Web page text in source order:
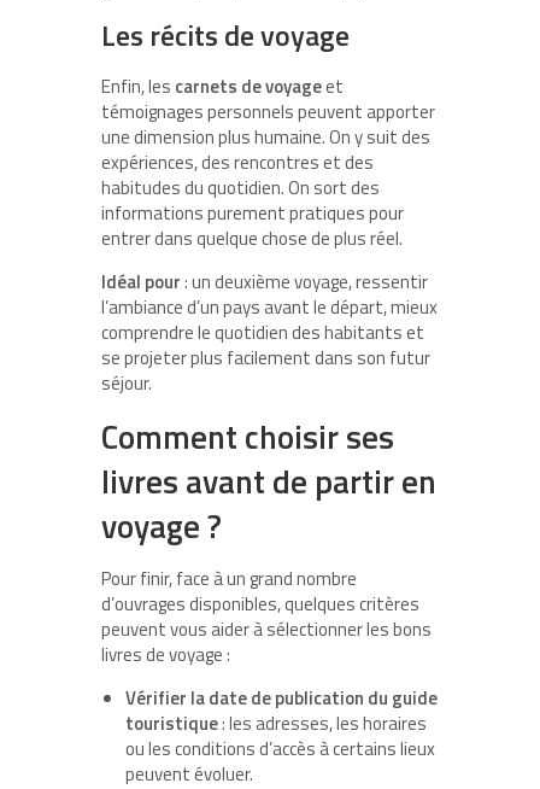
Les récits de voyage
Enfin, les carnets de voyageet
témoignages personnels peuvent apporter
une dimension plus humaine. On y suit des
expériences, des rencontres et des
habitudes du quotidien. On sort des
informations purement pratiques pour
entrer dans quelque chose de plus réel.
Idéal pour: un deuxième voyage, ressentir
l’ambiance d’un pays avant le départ, mieux
comprendre le quotidien des habitants et
se projeter plus facilement dans son futur
séjour.
Comment choisir ses
livres avant de partir en
voyage ?
Pour finir, face à un grand nombre
d’ouvrages disponibles, quelques critères
peuvent vous aider à sélectionner les bons
livres de voyage :
Vérifier la date de publication du guide
touristique: les adresses, les horaires
ou les conditions d’accès à certains lieux
peuvent évoluer.